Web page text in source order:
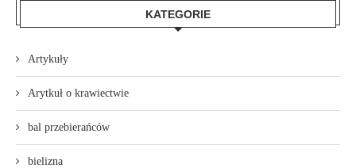
KATEGORIE
Artykuły
Arytkuł o krawiectwie
bal przebierańców
bielizna